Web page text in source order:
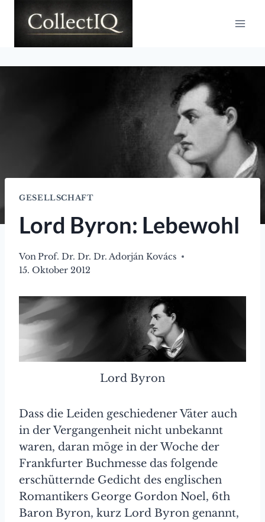
Inhalt
GESELLSCHAFT
Lord Byron: Lebewohl
VonProf. Dr. Dr. Dr. Adorján Kovács
15. Oktober 2012
Lord Byron
Dass die Leiden geschiedener Väter auch
in der Vergangenheit nicht unbekannt
waren, daran möge in der Woche der
Frankfurter Buchmesse das folgende
erschütternde Gedicht des englischen
Romantikers George Gordon Noel, 6th
Baron Byron, kurz Lord Byron genannt,